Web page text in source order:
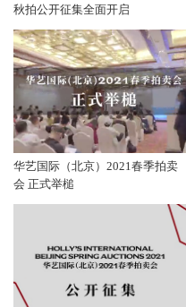
秋拍公开征集全面开启
华艺国际（北京）2021春季拍卖
会 正式举槌